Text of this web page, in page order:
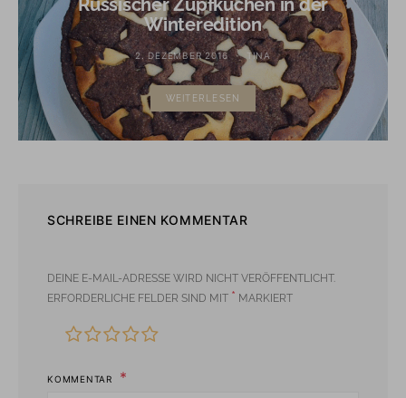
Russischer Zupfkuchen in der
Winteredition
2. DEZEMBER 2016 TINA
WEITERLESEN
SCHREIBE EINEN KOMMENTAR
DEINE E-MAIL-ADRESSE WIRD NICHT VERÖFFENTLICHT.
ERFORDERLICHE FELDER SIND MIT * MARKIERT
KOMMENTAR